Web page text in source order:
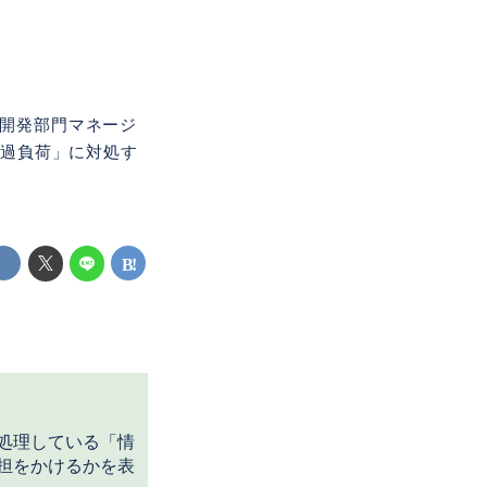
発部門マネージ
負荷」に対処す
理している「情
をかけるかを表